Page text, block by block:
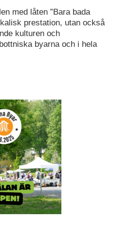
med låten ”Bara bada
prestation, utan också
kulturen och
byarna och i hela